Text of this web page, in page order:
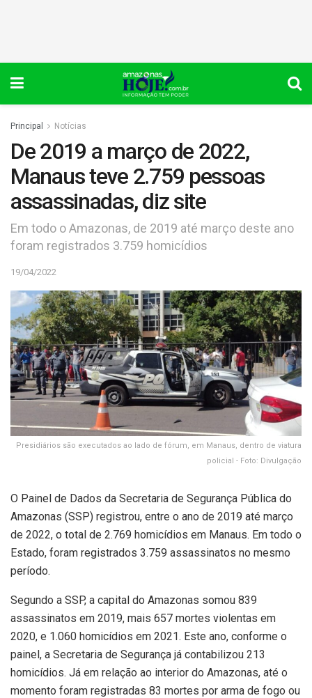
Principal Notícias
De 2019 a março de 2022,
Manaus teve 2.759 pessoas
assassinadas, diz site
Em todo o Amazonas, de 2019 até março deste ano
foram registrados 3.759 homicídios
19/04/2022
Presidiários são executados ao lado de fórum, em Manaus, dentro de viatura
policial - Foto: Divulgação
O Painel de Dados da Secretaria de Segurança Pública do
Amazonas (SSP) registrou, entre o ano de 2019 até março
de 2022, o total de 2.769 homicídios em Manaus. Em todo o
Estado, foram registrados 3.759 assassinatos no mesmo
período.
Segundo a SSP, a capital do Amazonas somou 839
assassinatos em 2019, mais 657 mortes violentas em
2020, e 1.060 homicídios em 2021. Este ano, conforme o
painel, a Secretaria de Segurança já contabilizou 213
homicídios. Já em relação ao interior do Amazonas, até o
momento foram registradas 83 mortes por arma de fogo ou